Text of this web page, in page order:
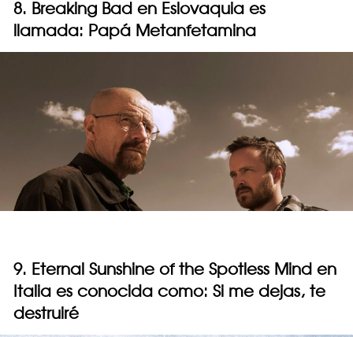
8. Breaking Bad en Eslovaquia es
llamada: Papá Metanfetamina
9. Eternal Sunshine of the Spotless Mind en
Italia es conocida como: Si me dejas, te
destruiré